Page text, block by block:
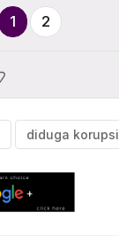
1 2
diduga korupsi